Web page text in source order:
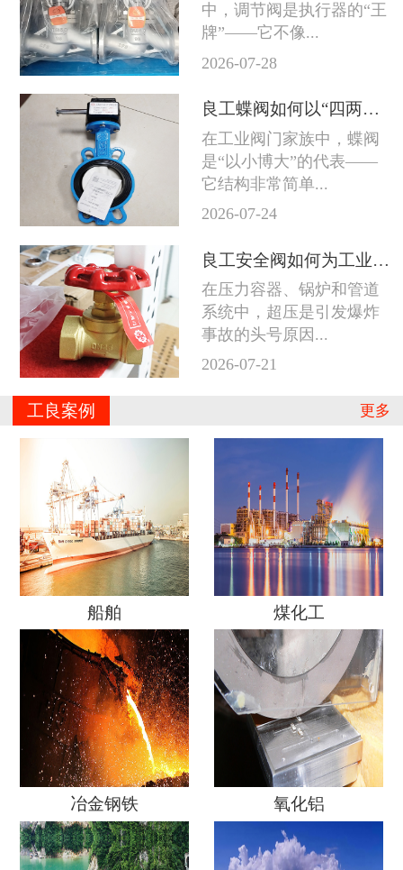
中，调节阀是执行器的“王
牌”——它不像...
2026-07-28
良工蝶阀如何以“四两拨千斤”征服工业管道
在工业阀门家族中，蝶阀
是“以小博大”的代表——
它结构非常简单...
2026-07-24
良工安全阀如何为工业系统守住防线
在压力容器、锅炉和管道
系统中，超压是引发爆炸
事故的头号原因...
2026-07-21
更多
工良案例
船舶 煤化工
冶金钢铁 氧化铝